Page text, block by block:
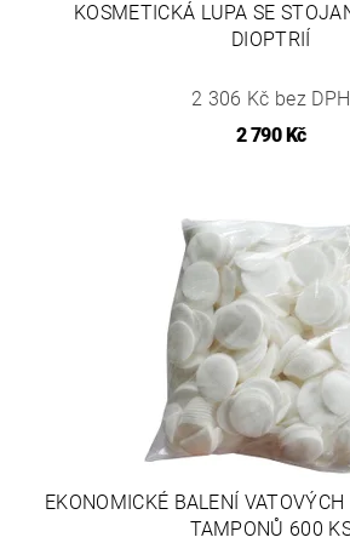
KOSMETICKÁ LUPA SE
DIOPTRIÍ
2 306 Kč bez DPH
2 790 Kč
EKONOMICKÉ BALENÍ
TAMPONŮ 600